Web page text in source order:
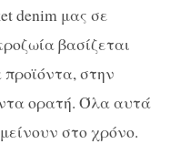
denim μας σε
βασίζεται
στην
ορατή. Όλα αυτά
στο χρόνο.